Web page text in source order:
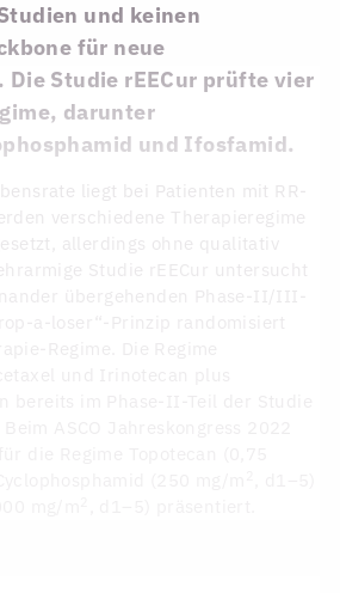
und keinen
für neue
Studie rEECur prüfte vier
darunter
und Ifosfamid.
liegt bei Patienten mit RR-
verschiedene Therapieregime
allerdings ohne qualitativ